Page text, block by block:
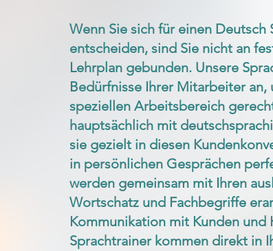
Wenn Sie sich für einen
entscheiden, sind Sie nicht an
Lehrplan gebunden. Unsere
Bedürfnisse Ihrer Mitarbeiter
speziellen Arbeitsbereich
hauptsächlich mit
sie gezielt in diesen
in persönlichen Gesprächen
werden gemeinsam mit Ihren
Wortschatz und Fachbegriffe
Kommunikation mit Kunden
Sprachtrainer kommen direkt in